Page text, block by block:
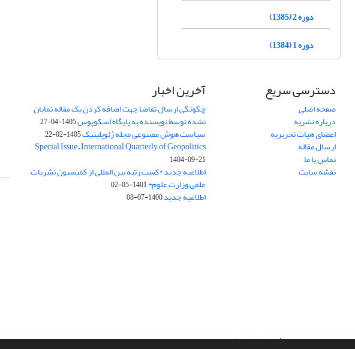
دوره 2 (1385)
دوره 1 (1384)
دسترسی سریع
صفحه اصلی
درباره نشریه
اعضای هیات تحریریه
ارسال مقاله
تماس با ما
نقشه سایت
آخرین اخبار
چگونگی ارسال تقاضا جهت اضافه کردن یک مقاله نمایان
نشده توسط نویسنده به پایگاه اسکوپوس1405-04-27
سیاست هوش مصنوعی مجله ژئوپلیتیک1405-02-22
Special Issue – International Quarterly of Geopolitics
1404-09-21
اطلاعیه جدید *کسب رتبه بین المللی از کمیسیون نشریات
علمی وزارت علوم*1401-05-02
اطلاعیه جدید1400-07-08
سامانه مدیریت نشریات علمی.طراحی و پیاده سازی ازسیناوب